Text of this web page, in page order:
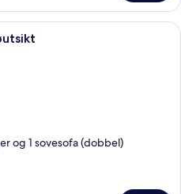
Suite, 3 soverom, balkong, sjøutsikt
og 1 sovesofa (dobbel)